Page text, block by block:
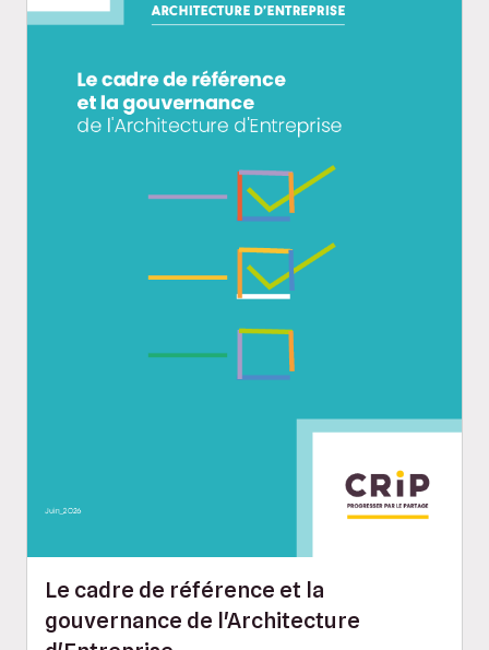
Le cadre de référence et la
gouvernance de l'Architecture